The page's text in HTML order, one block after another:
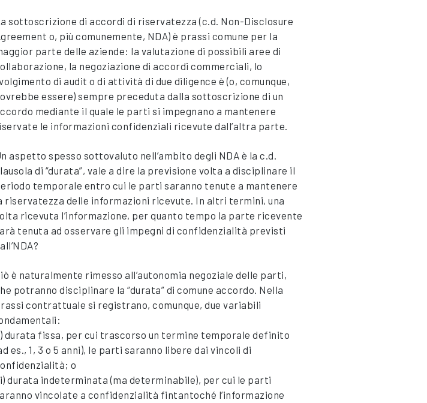
sottoscrizione di accordi di riservatezza (c.d. Non-Disclosure
o, più comunemente, NDA) è prassi comune per la
parte delle aziende: la valutazione di possibili aree di
la negoziazione di accordi commerciali, lo
di audit o di attività di due diligence è (o, comunque,
essere) sempre preceduta dalla sottoscrizione di un
mediante il quale le parti si impegnano a mantenere
le informazioni confidenziali ricevute dall’altra parte.
aspetto spesso sottovaluto nell’ambito degli NDA è la c.d.
di “durata”, vale a dire la previsione volta a disciplinare il
temporale entro cui le parti saranno tenute a mantenere
riservatezza delle informazioni ricevute. In altri termini, una
ricevuta l’informazione, per quanto tempo la parte ricevente
tenuta ad osservare gli impegni di confidenzialità previsti
è naturalmente rimesso all’autonomia negoziale delle parti,
potranno disciplinare la “durata” di comune accordo. Nella
contrattuale si registrano, comunque, due variabili
durata fissa, per cui trascorso un termine temporale definito
es., 1, 3 o 5 anni), le parti saranno libere dai vincoli di
o
durata indeterminata (ma determinabile), per cui le parti
vincolate a confidenzialità fintantoché l’informazione